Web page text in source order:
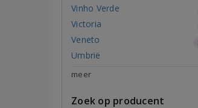
Vinho Verde
Victoria
Veneto
Umbrië
meer
Zoek op producent